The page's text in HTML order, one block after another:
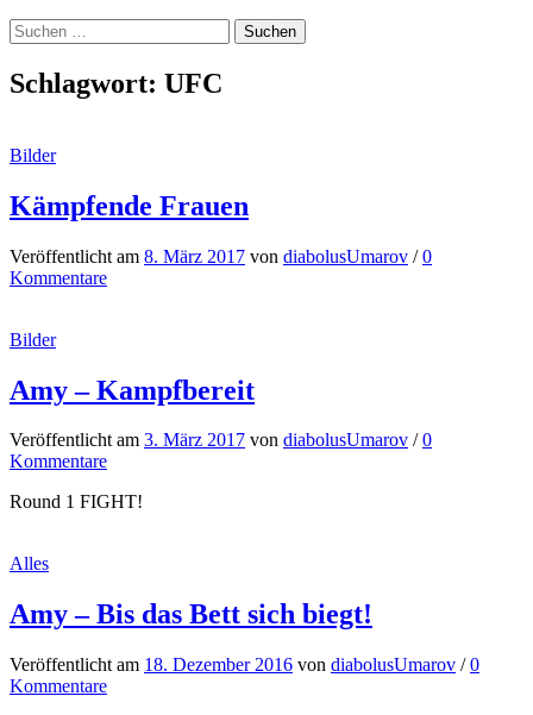
Suchen
nach:
Schlagwort: UFC
Bilder
Kämpfende Frauen
Veröffentlicht am 8. März 2017 von diabolusUmarov /0
Kommentare
Bilder
Amy – Kampfbereit
Veröffentlichtam 3. März 2017 von diabolusUmarov /0
Kommentare
Round 1 FIGHT!
Alles
Amy – Bis das Bett sich biegt!
Veröffentlicht am 18. Dezember 2016 von diabolusUmarov /0
Kommentare